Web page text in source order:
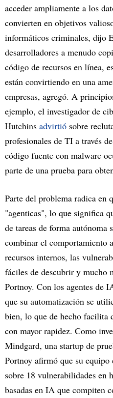
acceder ampliamente a los
convierten en objetivos
informáticos criminales, dijo
desarrolladores a menudo
código de recursos en línea,
están convirtiendo en una
empresas, agregó. A
ejemplo, el investigador de
Hutchins advirtió sobre
profesionales de TI a través
código fuente con malware
parte de una prueba para
Parte del problema radica en
"agenticas", lo que significa
de tareas de forma
combinar el comportamiento
recursos internos, las
fáciles de descubrir y mucho
Portnoy. Con los agentes de
que su automatización se
bien, lo que de hecho facilita
con mayor rapidez. Como
Mindgard, una startup de
Portnoy afirmó que su
sobre 18 vulnerabilidades en
basadas en IA que compiten